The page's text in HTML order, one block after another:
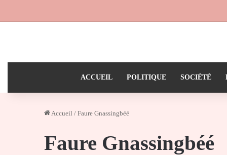
ACCUEIL POLITIQUE SOCIÉTÉ
Accueil / Faure Gnassingbéé
Faure Gnassingbéé